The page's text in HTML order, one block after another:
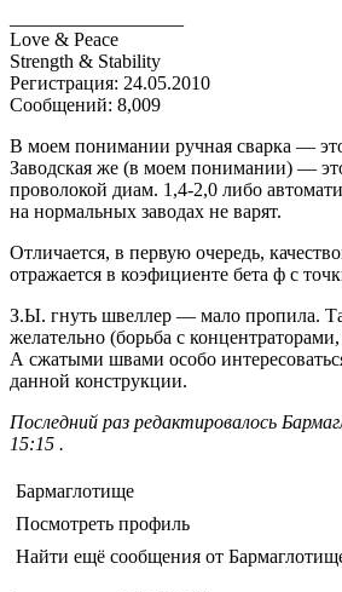
Love & Peace
Strength & Stability
Регистрация: 24.05.2010
Сообщений: 8,009
В моем понимании ручная сварка —
Заводская же (в моем понимании) —
проволокой диам. 1,4-2,0 либо
на нормальных заводах не варят.
Отличается, в первую очередь,
отражается в коэфициенте бета ф с
З.Ы. гнуть швеллер — мало пропила.
желательно (борьба с
А сжатыми швами особо
данной конструкции.
Последний раз редактировалось
15:15 .
Бармаглотище
Посмотреть профиль
Найти ещё сообщения от